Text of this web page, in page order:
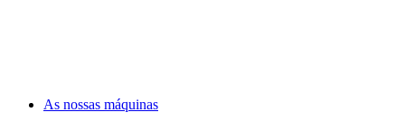
As nossas máquinas